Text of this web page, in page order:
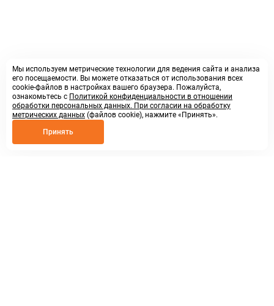
Мы используем метрические технологии для ведения сайта и анализа
его посещаемости. Вы можете отказаться от использования всех
cookie-файлов в настройках вашего браузера. Пожалуйста,
ознакомьтесь с Политикой конфиденциальности в отношении
обработки персональных данных. При согласии на обработку
метрических данных (файлов cookie), нажмите «Принять».
Принять